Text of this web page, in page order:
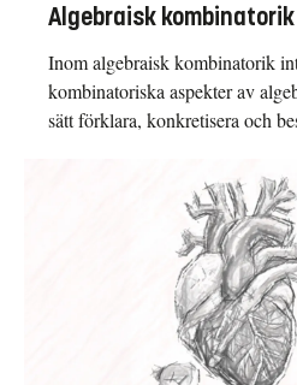
Algebraisk kombinatorik
Inom algebraisk kombinatorik
kombinatoriska aspekter av
sätt förklara, konkretisera och